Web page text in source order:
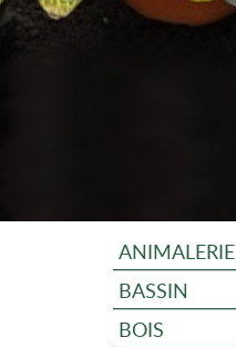
ANIMALERIE
BASSIN
BOIS